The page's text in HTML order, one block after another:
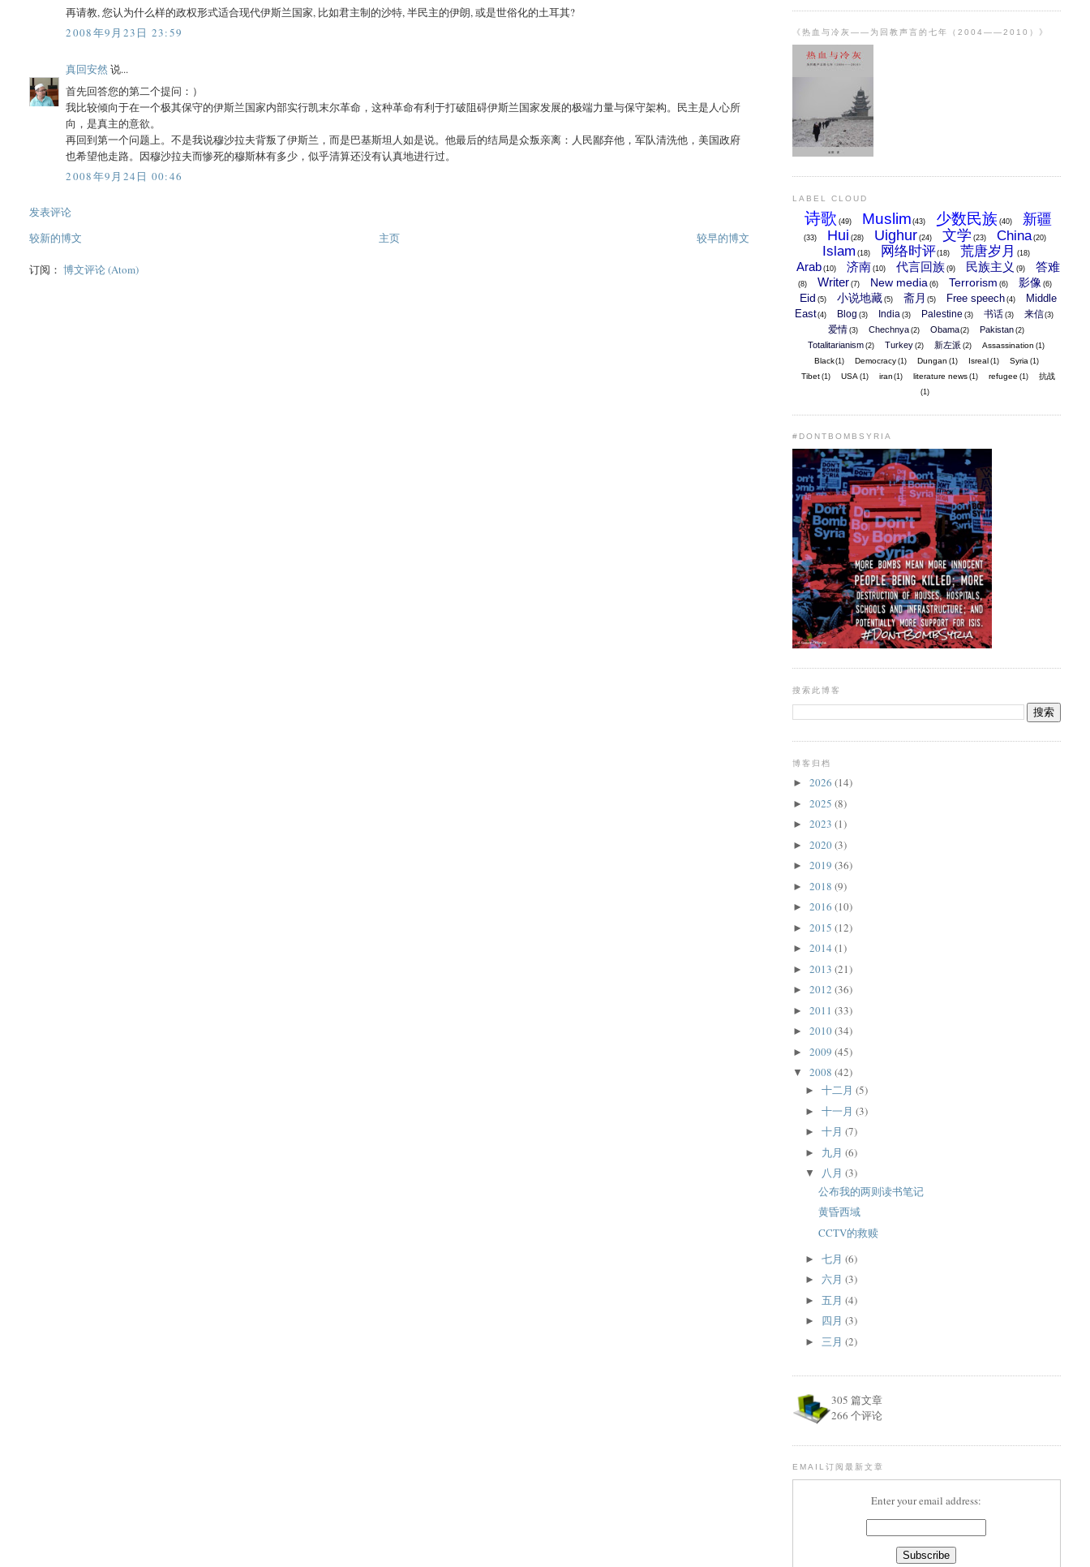
再请教, 您认为什么样的政权形式适合现代伊斯兰国家, 比如君主制的沙特, 半民主的伊朗, 或是世俗化的土耳其?
2008年9月23日 23:59
真回安然 说...
首先回答您的第二个提问：）
我比较倾向于在一个极其保守的伊斯兰国家内部实行凯末尔革命，这种革命有利于打破阻碍伊斯兰国家发展的极端力量与保守架构。民主是人心所
向，是真主的意欲。
再回到第一个问题上。不是我说穆沙拉夫背叛了伊斯兰，而是巴基斯坦人如是说。他最后的结局是众叛亲离：人民鄙弃他，军队清洗他，美国政府
也希望他走路。因穆沙拉夫而惨死的穆斯林有多少，似乎清算还没有认真地进行过。
2008年9月24日 00:46
发表评论
较新的博文
较早的博文
主页
订阅：博文评论 (Atom)
《热血与冷灰——为回教声言的七年（2004——2010）》
LABEL CLOUD
诗歌 (49) Muslim (43) 少数民族 (40) 新疆
(33) Hui (28) Uighur (24) 文学 (23) China (20)
Islam (18) 网络时评(18) 荒唐岁月 (18)
Arab (10) 济南 (10) 代言回族 (9) 民族主义 (9) 答难
(8) Writer (7) New media (6) Terrorism (6) 影像 (6)
Eid (5) 小说地藏 (5) 斋月 (5) Free speech (4)
Middle
East(4) Blog (3) India (3) Palestine (3) 书话 (3) 来信(3)
爱情 (3) Chechnya (2) Obama(2) Pakistan (2)
Totalitarianism (2) Turkey (2) 新左派 (2) Assassination (1)
Black(1) Democracy (1) Dungan (1) Isreal (1) Syria (1)
Tibet (1) USA (1) iran (1) literature news (1) refugee (1) 抗战
(1)
#DONTBOMBSYRIA
搜索此博客
博客归档
► 2026 (14)
► 2025 (8)
► 2023 (1)
► 2020(3)
► 2019 (36)
► 2018 (9)
► 2016 (10)
► 2015 (12)
► 2014 (1)
► 2013 (21)
► 2012 (36)
► 2011 (33)
► 2010(34)
► 2009 (45)
▼ 2008 (42)
►十二月(5)
►十一月(3)
►十月(7)
► 九月(6)
▼ 八月(3)
公布我的两则读书笔记
黄昏西域
CCTV的救赎
►七月(6)
► 六月(3)
►五月(4)
► 四月(3)
► 三月(2)
305 篇文章
266 个评论
EMAIL订阅最新文章
Enter your email address: